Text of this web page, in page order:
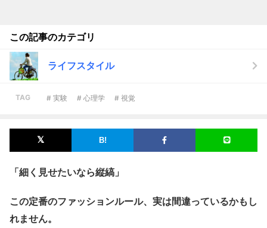
この記事のカテゴリ
ライフスタイル
TAG # 実験 # 心理学 # 視覚
「細く見せたいなら縦縞」
この定番のファッションルール、実は間違っているかもし
れません。